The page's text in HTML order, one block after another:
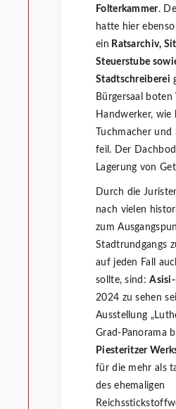
Folterkammer.
hatte hier
ein Ratsarchiv,
Steuerstube
Stadtschreiberei
Bürgersaal
Handwerker, wie
Tuchmacher
feil. Der
Lagerung von
Durch die
nach vielen
zum
Stadtrundgangs
auf jeden Fall
sollte, sind:
2024 zu sehen
Ausstellung
Grad-Panorama
Piesteritzer
für die mehr als
des ehemaligen